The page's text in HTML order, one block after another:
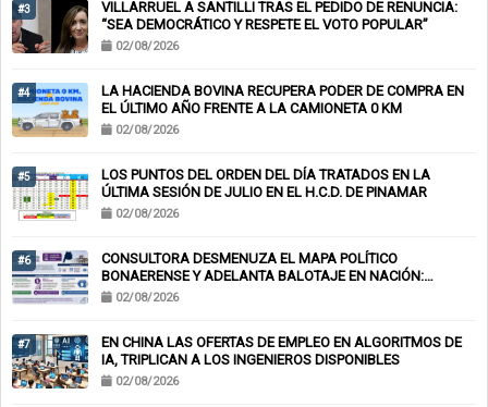
#3
VILLARRUEL A SANTILLI TRAS EL PEDIDO DE RENUNCIA:
“SEA DEMOCRÁTICO Y RESPETE EL VOTO POPULAR”
02/08/2026
#4
LA HACIENDA BOVINA RECUPERA PODER DE COMPRA EN
EL ÚLTIMO AÑO FRENTE A LA CAMIONETA 0 KM
02/08/2026
#5
LOS PUNTOS DEL ORDEN DEL DÍA TRATADOS EN LA
ÚLTIMA SESIÓN DE JULIO EN EL H.C.D. DE PINAMAR
02/08/2026
#6
CONSULTORA DESMENUZA EL MAPA POLÍTICO
BONAERENSE Y ADELANTA BALOTAJE EN NACIÓN:
KICILLOF-MILEI
02/08/2026
#7
EN CHINA LAS OFERTAS DE EMPLEO EN ALGORITMOS DE
IA, TRIPLICAN A LOS INGENIEROS DISPONIBLES
02/08/2026